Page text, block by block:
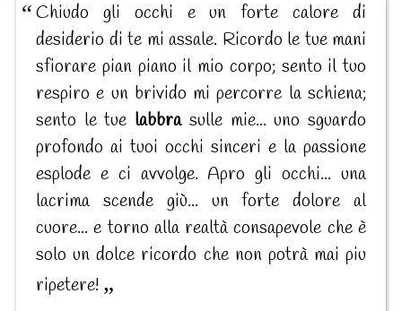
Chiudo gli occhi e un forte calore di
desiderio di te mi assale. Ricordo le tue mani
sfiorare pian piano il mio corpo; sento il tuo
respiro e un brivido mi percorre la schiena;
sento le tue labbrasulle mie... uno sguardo
profondo ai tuoi occhi sinceri e la passione
esplode e ci avvolge. Apro gli occhi... una
lacrima scende giù... un forte dolore al
cuore... e torno alla realtà consapevole che è
solo un dolce ricordo che non potrà mai piu
ripetere!